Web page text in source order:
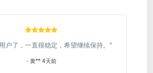
户了，一直很稳定，希望继续保持。"
- 黄** 4天前